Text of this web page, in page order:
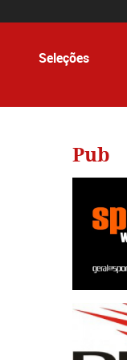
Seleções
Pub